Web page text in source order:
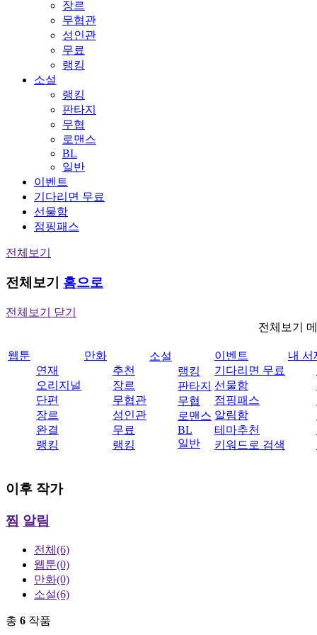
장르
무협관
성인관
무료
랭킹
소설
랭킹
판타지
무협
로맨스
BL
일반
이벤트
기다리면 무료
선물함
점핑패스
전체보기
전체보기 홈으로
전체보기 닫기
전체보기
웹툰
연재
오리지널
단편
장르
완결
랭킹
만화
추천
장르
무협관
성인관
무료
랭킹
소설
랭킹
판타지
무협
로맨스
BL
일반
이벤트
기다리면 무료
선물함
점핑패스
알림함
테마추천
키워드로 검색
내 서
이후 작가
찜 알림
전체 (6)
웹툰(0)
만화(0)
소설(6)
총 6 작품